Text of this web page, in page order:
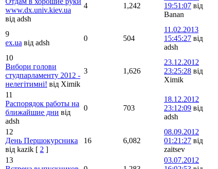
www.dx.univ.kiev.ua
від adsh
4 1,242
19:51:07 від
Banan
9
ex.ua від adsh
0 504
11.02.2013
15:45:27 від
adsh
10
Вибори голови
студпарламенту 2012 -
нелегітимні! від Ximik
3 1,626
23.12.2012
23:25:28 від
Ximik
11
Распорядок работы на
ближайшие дни від
adsh
0 703
18.12.2012
23:12:09 від
adsh
12
День Першокурсника
від kazik [ 2 ]
16 6,082
08.09.2012
01:21:27 від
zaitsev
13
03.07.2012